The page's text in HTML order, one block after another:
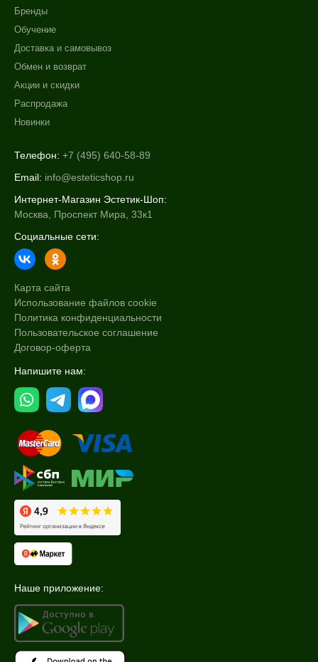
Акне
Алопеция
Возрастные изменения
Показать еще
Применение
После пилинга
Результат
Гладкость
Показать еще
Область применения
Веки
Вокруг глаз
Декольте
Показать еще
фл
1 флакон
2 мл
Показать еще
DMAE
Аргирелин
Витамин C
Время применения
Ежедневный
Бренды
Обучение
Доставка и самовывоз
Обмен и возврат
Акции и скидки
Распродажа
Новинки
Телефон: +7 (495) 640-58-89
Email: info@esteticshop.ru
Интернет-Магазин Эстетик-Шоп:
Москва, Проспект Мира, 33к1
Социальные сети:
Карта сайта
Использование файлов cookie
Политика конфиденциальности
Пользовательское соглашение
Договор-оферта
Напишите нам:
Наше приложение: